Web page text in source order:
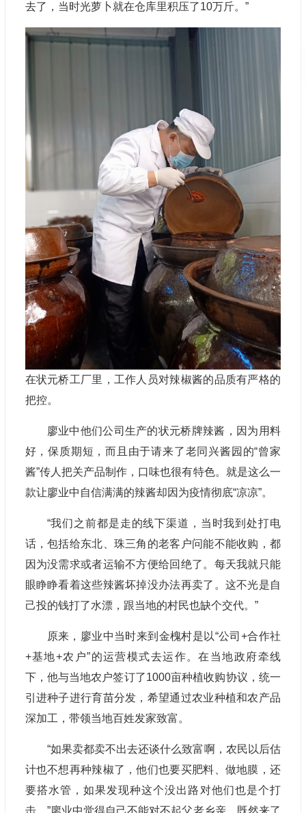
去了，当时光萝卜就在仓库里积压了10万斤。”
在状元桥工厂里，工作人员对辣椒酱的品质有严格的
把控。
廖业中他们公司生产的状元桥牌辣酱，因为用料
好，保质期短，而且由于请来了老同兴酱园的“曾家
酱”传人把关产品制作，口味也很有特色。就是这么一
款让廖业中自信满满的辣酱却因为疫情彻底“凉凉”。
“我们之前都是走的线下渠道，当时我到处打电
话，包括给东北、珠三角的老客户问能不能收购，都
因为没需求或者运输不方便给回绝了。每天我就只能
眼睁睁看着这些辣酱坏掉没办法再卖了。这不光是自
己投的钱打了水漂，跟当地的村民也缺个交代。”
原来，廖业中当时来到金槐村是以“公司+合作社
+基地+农户”的运营模式去运作。在当地政府牵线
下，他与当地农户签订了1000亩种植收购协议，统一
引进种子进行育苗分发，希望通过农业种植和农产品
深加工，带领当地百姓发家致富。
“如果卖都卖不出去还谈什么致富啊，农民以后估
计也不想再种辣椒了，他们也要买肥料、做地膜，还
要搭水管，如果发现种这个没出路对他们也是个打
击。”廖业中觉得自己不能对不起父老乡亲，既然来了